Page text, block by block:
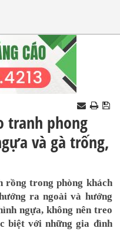
tranh phong
và gà trống,
trong phòng khách
ra ngoài và hướng
ngựa, không nên treo
biệt với những gia đình